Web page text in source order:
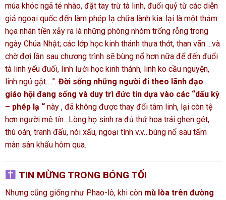
múa khóc ngã té nhào, đặt tay trừ tà linh, đuổi quỷ từ các diễn
giả ngoại quốc đến làm phép lạ chữa lành kia..lại là một thảm
họa nhãn tiền xảy ra là những phòng nhóm trống rỗng trong
ngày Chúa Nhật; các lớp học kinh thánh thưa thớt, than vãn….và
chờ đợi lần sau chương trình sẽ bùng nổ hơn nữa để đến đuổi
tà linh yếu đuối, linh lười học kinh thánh, linh ko cầu nguyện,
linh ngủ gật….”. Đời sống những người đi theo lãnh đạo
giáo hội đang sống và duy trì đức tin dựa vào các “dấu kỳ
– phép lạ “ này , đã không được thay đổi tâm linh, lại còn tệ
hơn người mê tín…Lòng họ sinh ra đủ thứ hoa trái ghen gét,
thù oán, tranh đấu, nói xấu, ngoại tình v.v…bùng nổ sau tấm
màn sân khấu hôm qua.
TIN MỪNG TRONG BÓNG TỐI
Nhưng cũng giống như Phao-lô, khi còn mù lòa trên đường